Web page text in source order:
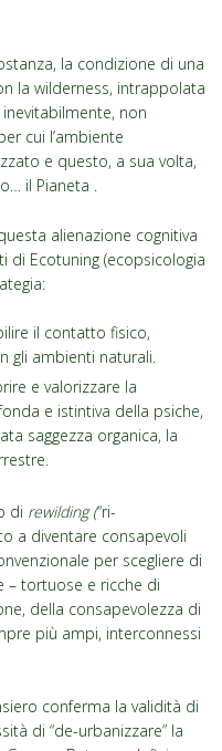
la condizione di una
la wilderness, intrappolata
non
cui l’ambiente
e questo, a sua volta,
il Pianeta .
alienazione cognitiva
di Ecotuning (ecopsicologia
il contatto fisico,
gli ambienti naturali.
e valorizzare la
e istintiva della psiche,
saggezza organica, la
di rewilding (“ri-
a diventare consapevoli
per scegliere di
– tortuose e ricche di
della consapevolezza di
più ampi, interconnessi
conferma la validità di
di “de-urbanizzare” la